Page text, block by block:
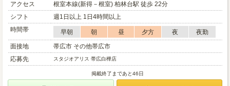
アクセス
根室本線(新得－根室) 柏林台駅 徒歩 22分
シフト
週1日以上 1日4時間以上
時間帯
早朝 朝 昼 夕方 夜
夜勤
面接地
帯広市 その他帯広市
応募先
スタジオアリス 帯広白樺店
掲載終了まであと46日